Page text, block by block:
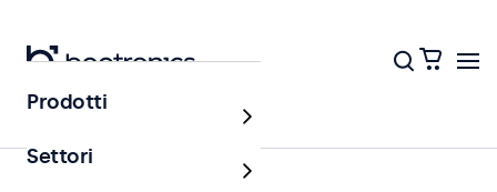
Home
Prodotti
Settori